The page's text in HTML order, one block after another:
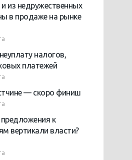
из недружественных
в продаже на рынке
налогов,
платежей
— скоро финиш
к
вертикали власти?